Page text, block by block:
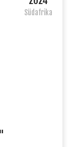
Südafrika